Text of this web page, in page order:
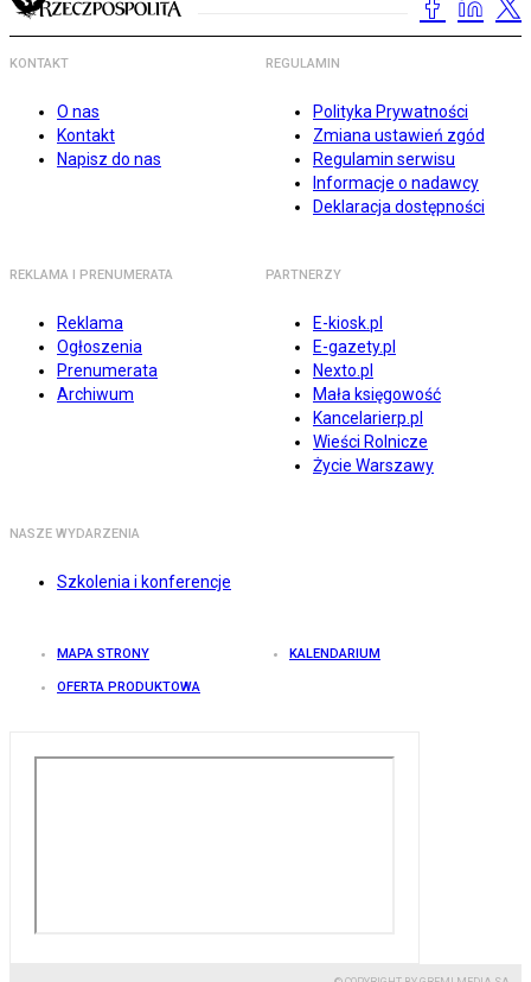
KONTAKT
O nas
Kontakt
Napisz do nas
REGULAMIN
Polityka Prywatności
Zmiana ustawień zgód
Regulamin serwisu
Informacje o nadawcy
Deklaracja dostępności
REKLAMA I PRENUMERATA
Reklama
Ogłoszenia
Prenumerata
Archiwum
PARTNERZY
E-kiosk.pl
E-gazety.pl
Nexto.pl
Mała księgowość
Kancelarierp.pl
Wieści Rolnicze
Życie Warszawy
NASZE WYDARZENIA
Szkolenia i konferencje
MAPA STRONY KALENDARIUM
OFERTA PRODUKTOWA